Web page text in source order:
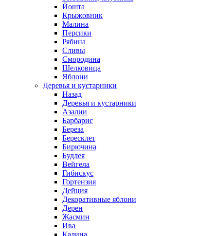
Йошта
Крыжовник
Малина
Персики
Рябина
Сливы
Смородина
Шелковица
Яблони
Деревья и кустарники
Назад
Деревья и кустарники
Азалии
Барбарис
Береза
Бересклет
Бирючина
Будлея
Вейгела
Гибискус
Гортензия
Дейция
Декоративные яблони
Дерен
Жасмин
Ива
Калина